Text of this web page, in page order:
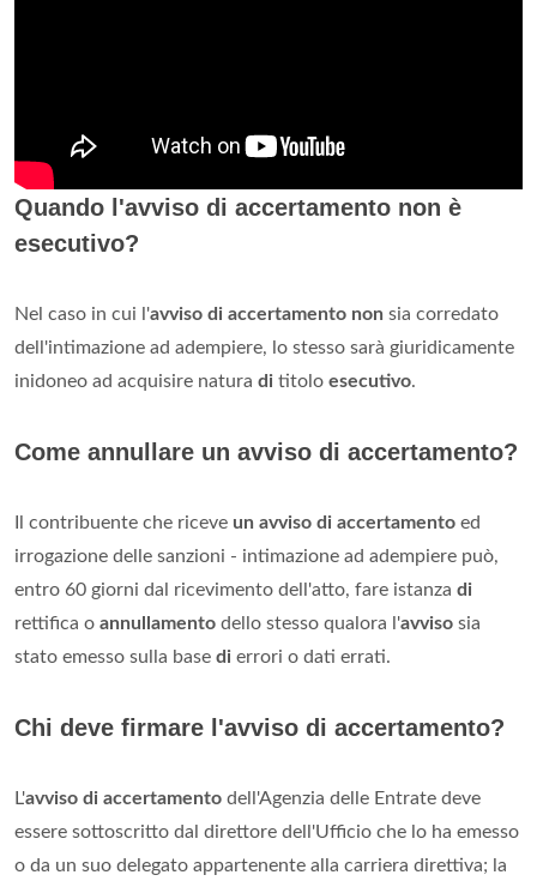
Quando l'avviso di accertamento non è
esecutivo?
Nel caso in cui l'avviso di accertamento non sia corredato
dell'intimazione ad adempiere, lo stesso sarà giuridicamente
inidoneo ad acquisire natura di titolo esecutivo.
Come annullare un avviso di accertamento?
Il contribuente che riceve un avviso di accertamento ed
irrogazione delle sanzioni - intimazione ad adempiere può,
entro 60 giorni dal ricevimento dell'atto, fare istanza di
rettifica o annullamento dello stesso qualora l'avviso sia
stato emesso sulla base di errori o dati errati.
Chi deve firmare l'avviso di accertamento?
L'avviso di accertamento dell'Agenzia delle Entrate deve
essere sottoscritto dal direttore dell'Ufficio che lo ha emesso
o da un suo delegato appartenente alla carriera direttiva; la